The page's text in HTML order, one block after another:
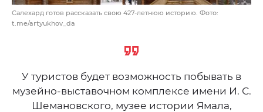
Салехард готов рассказать свою 427-летнюю историю. Фото:
t.me/artyukhov_da
У туристов будет возможность побывать в
музейно-выставочном комплексе имени И. С.
Шемановского, музее истории Ямала,